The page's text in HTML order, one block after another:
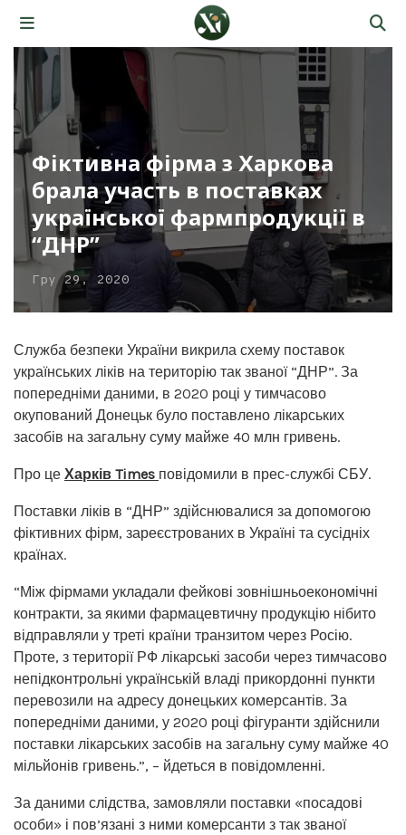
Фіктивна фірма з Харкова
брала участь в поставках
української фармпродукції в
“ДНР”
Гру 29, 2020
Служба безпеки України викрила схему поставок
українських ліків на територію так званої “ДНР”. За
попередніми даними, в 2020 році у тимчасово
окупований Донецьк було поставлено лікарських
засобів на загальну суму майже 40 млн гривень.
Про це Харків Times повідомили в прес-службі СБУ.
Поставки ліків в “ДНР” здійснювалися за допомогою
фіктивних фірм, зареєстрованих в Україні та сусідніх
країнах.
“Між фірмами укладали фейкові зовнішньоекономічні
контракти, за якими фармацевтичну продукцію нібито
відправляли у треті країни транзитом через Росію.
Проте, з території РФ лікарські засоби через тимчасово
непідконтрольні українській владі прикордонні пункти
перевозили на адресу донецьких комерсантів. За
попередніми даними, у 2020 році фігуранти здійснили
поставки лікарських засобів на загальну суму майже 40
мільйонів гривень.”, – йдеться в повідомленні.
За даними слідства, замовляли поставки «посадові
особи» і пов’язані з ними комерсанти з так званої